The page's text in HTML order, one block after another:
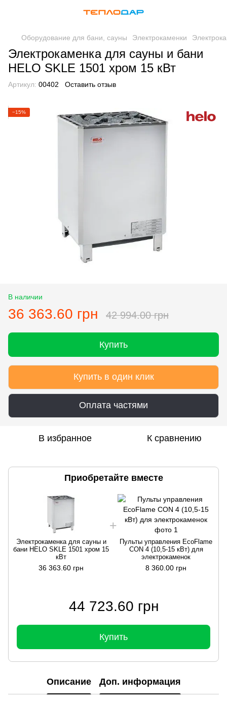
Оборудование для бани, сауны Электрокаменки
Электрокаменка для сауны и бани
HELO SKLE 1501 хром 15 кВт
Артикул: 00402 Оставить отзыв
−15%
В наличии
36 363.60 грн 42 994.00 грн
Купить
Купить в один клик
Оплата частями
В избранное К сравнению
Приобретайте вместе
Электрокаменка для сауны и
бани HELO SKLE 1501 хром 15
кВт
36 363.60 грн
Пульты управления EcoFlame
CON 4 (10,5-15 кВт) для
электрокаменок
8 360.00 грн
44 723.60 грн
Купить
Описание Доп. информация